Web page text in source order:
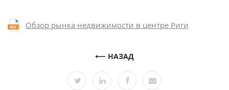
Обзор рынка недвижимости в центре Риги
НАЗАД